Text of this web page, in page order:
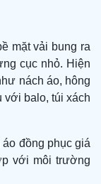
mặt vải bung ra
cục nhỏ. Hiện
nách áo, hông
với balo, túi xách
đồng phục giá
với môi trường